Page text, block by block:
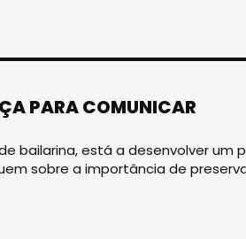
PARA COMUNICAR
bailarina, está a desenvolver um
sobre a importância de